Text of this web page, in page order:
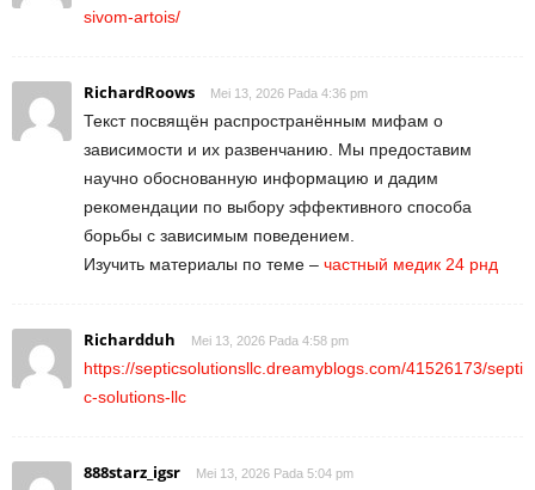
sivom-artois/
RichardRoows Mei 13, 2026 Pada 4:36 pm
Текст посвящён распространённым мифам о
зависимости и их развенчанию. Мы предоставим
научно обоснованную информацию и дадим
рекомендации по выбору эффективного способа
борьбы с зависимым поведением.
Изучить материалы по теме – частный медик 24 рнд
Richardduh Mei 13, 2026 Pada 4:58 pm
https://septicsolutionsllc.dreamyblogs.com/41526173/septi
c-solutions-llc
888starz_igsr Mei 13, 2026 Pada 5:04 pm